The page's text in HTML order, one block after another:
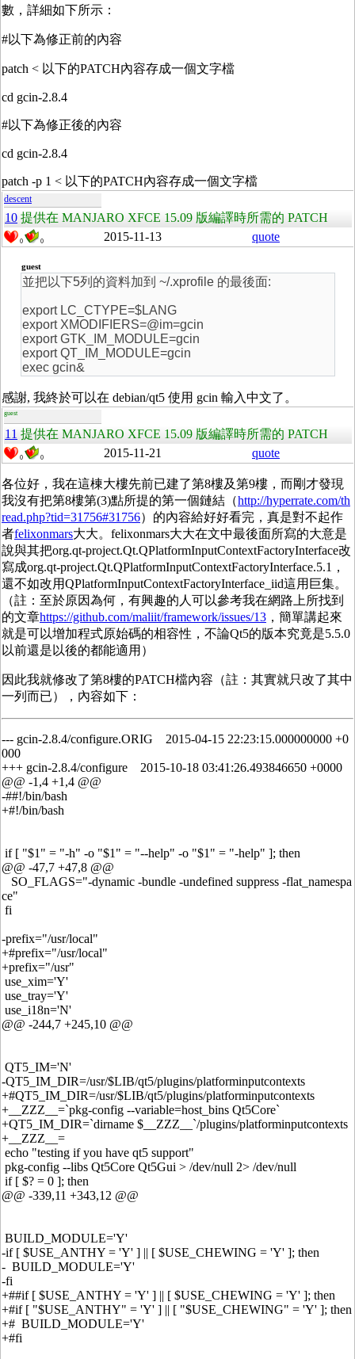
數，詳細如下所示：
#以下為修正前的內容
patch < 以下的PATCH內容存成一個文字檔
cd gcin-2.8.4
#以下為修正後的內容
cd gcin-2.8.4
patch -p 1 < 以下的PATCH內容存成一個文字檔
descent
10 提供在 MANJARO XFCE 15.09 版編譯時所需的 PATCH
0 0 2015-11-13 quote
guest
並把以下5列的資料加到 ~/.xprofile 的最後面:
export LC_CTYPE=$LANG
export XMODIFIERS=@im=gcin
export GTK_IM_MODULE=gcin
export QT_IM_MODULE=gcin
exec gcin&
感謝, 我終於可以在 debian/qt5 使用 gcin 輸入中文了。
guest
11 提供在 MANJARO XFCE 15.09 版編譯時所需的 PATCH
0 0 2015-11-21 quote
各位好，我在這棟大樓先前已建了第8樓及第9樓，而剛才發現
我沒有把第8樓第(3)點所提的第一個鏈結（http://hyperrate.com/th
read.php?tid=31756#31756）的內容給好好看完，真是對不起作
者felixonmars大大。felixonmars大大在文中最後面所寫的大意是
說與其把org.qt-project.Qt.QPlatformInputContextFactoryInterface改
寫成org.qt-project.Qt.QPlatformInputContextFactoryInterface.5.1，
還不如改用QPlatformInputContextFactoryInterface_iid這用巨集。
（註：至於原因為何，有興趣的人可以參考我在網路上所找到
的文章https://github.com/maliit/framework/issues/13 ，簡單講起來
就是可以增加程式原始碼的相容性，不論Qt5的版本究竟是5.5.0
以前還是以後的都能適用）
因此我就修改了第8樓的PATCH檔內容（註：其實就只改了其中
一列而已），內容如下：
--- gcin-2.8.4/configure.ORIG 2015-04-15 22:23:15.000000000 +0
000
+++ gcin-2.8.4/configure 2015-10-18 03:41:26.493846650 +0000
@@ -1,4 +1,4 @@
-##!/bin/bash
+#!/bin/bash
if [ "$1" = "-h" -o "$1" = "--help" -o "$1" = "-help" ]; then
@@ -47,7 +47,8 @@
SO_FLAGS="-dynamic -bundle -undefined suppress -flat_namespa
ce"
fi
-prefix="/usr/local"
+#prefix="/usr/local"
+prefix="/usr"
use_xim='Y'
use_tray='Y'
use_i18n='N'
@@ -244,7 +245,10 @@
QT5_IM='N'
-QT5_IM_DIR=/usr/$LIB/qt5/plugins/platforminputcontexts
+#QT5_IM_DIR=/usr/$LIB/qt5/plugins/platforminputcontexts
+__ZZZ__=`pkg-config --variable=host_bins Qt5Core`
+QT5_IM_DIR=`dirname $__ZZZ__`/plugins/platforminputcontexts
+__ZZZ__=
echo "testing if you have qt5 support"
pkg-config --libs Qt5Core Qt5Gui > /dev/null 2> /dev/null
if [ $? = 0 ]; then
@@ -339,11 +343,12 @@
BUILD_MODULE='Y'
-if [ $USE_ANTHY = 'Y' ] || [ $USE_CHEWING = 'Y' ]; then
- BUILD_MODULE='Y'
-fi
+##if [ $USE_ANTHY = 'Y' ] || [ $USE_CHEWING = 'Y' ]; then
+#if [ "$USE_ANTHY" = 'Y' ] || [ "$USE_CHEWING" = 'Y' ]; then
+# BUILD_MODULE='Y'
+#fi